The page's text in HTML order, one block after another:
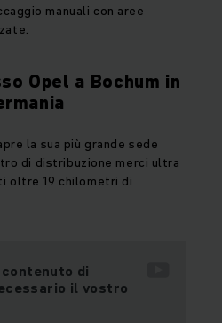
manuali con aree
Opel a Bochum in
la sua più grande sede
di distribuzione merci ultra
oltre 19 chilometri di
di
il vostro